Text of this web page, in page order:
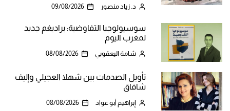
د. زياد منصور 09/08/2026
سوسيولوجيا التفاوضية: براديغم جديد
لمغرب اليوم
شامة اليعقوبي 08/08/2026
تأويل الصدمات بين شهلا العجيلي وإليف
شافاق
إبراهيم أبو عواد 08/08/2026